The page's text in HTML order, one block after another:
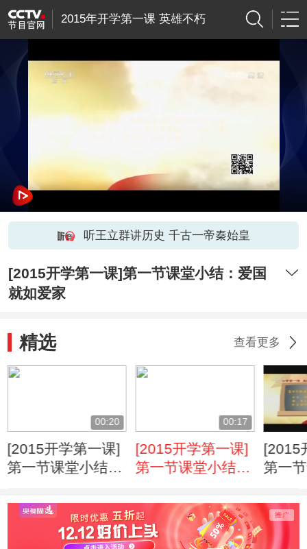
2015年开学第一课 英雄不朽
听王立群讲历史 千古一帝秦始皇
[2015开学第一课]第一节课堂小结：爱国
就如爱家
精选 查看更多
00:20
[2015开学第一课]
第一节课堂小结：
00:17
[2015开学第一课]
第一节课堂小结：
[2015
第一